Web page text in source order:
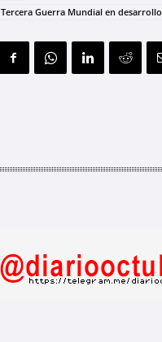
Tercera Guerra Mundial en desarrollo